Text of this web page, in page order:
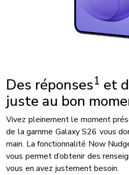
Des réponses1 et
juste au bon
Vivez pleinement le moment
de la gamme Galaxy S26 vous
main. La fonctionnalité Now
vous permet d’obtenir des
vous en avez justement besoin.